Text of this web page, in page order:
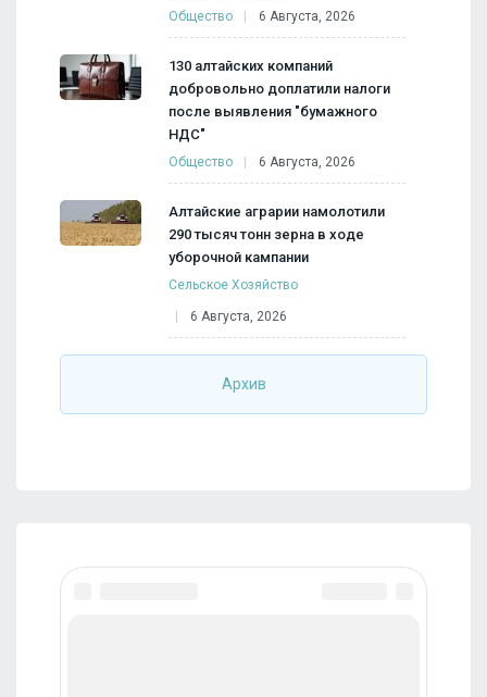
Общество 6 Августа, 2026
130 алтайских компаний
добровольно доплатили налоги
после выявления "бумажного
НДС"
Общество 6 Августа, 2026
Алтайские аграрии намолотили
290 тысяч тонн зерна в ходе
уборочной кампании
Сельское Хозяйство
6 Августа, 2026
Архив